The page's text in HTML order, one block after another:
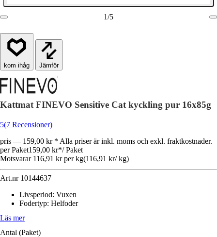
1/5
Jämför
Kattmat FINEVO Sensitive Cat kyckling pur 16x85g
5(7 Recensioner)
pris — 159,00 kr * Alla priser är inkl. moms och exkl. fraktkostnader.
per Paket159,00 kr*/ Paket
Motsvarar 116,91 kr per kg(116,91 kr/ kg)
Art.nr 10144637
Livsperiod: Vuxen
Fodertyp: Helfoder
Läs mer
Antal (Paket)